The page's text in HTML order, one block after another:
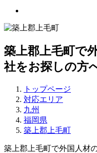
築上郡上毛町で
社をお探しの方
トップページ
対応エリア
九州
福岡県
築上郡上毛町
築上郡上毛町で外国人材